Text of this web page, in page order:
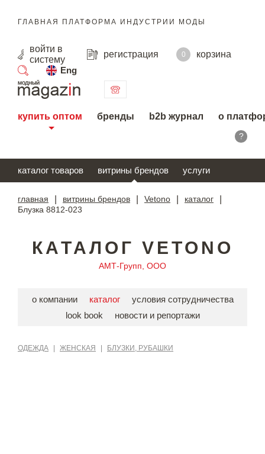
ГЛАВНАЯ ПЛАТФОРМА ИНДУСТРИИ МОДЫ
войти в
систему
регистрация 0
корзина
Eng
поиск
купить оптом бренды b2b журнал о
?
каталог товаров витрины брендов услуги
главная витрины брендов Vetono каталог
Блузка 8812-023
КАТАЛОГ VETONO
АМТ-Групп, ООО
о компании каталог
условия сотрудничества
look book
новости и репортажи
ОДЕЖДА ЖЕНСКАЯ БЛУЗКИ, РУБАШКИ